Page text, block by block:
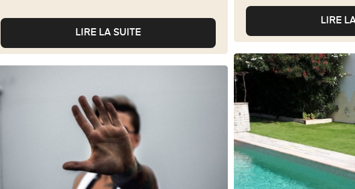
LIRE LA SUITE
LIRE